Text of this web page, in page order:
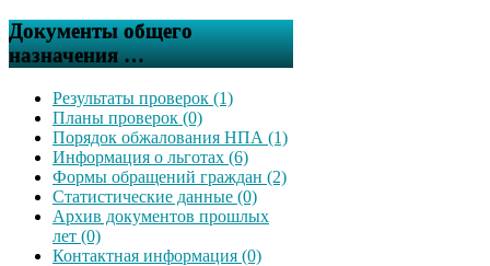
Документы общего
назначения …
Результаты проверок (1)
Планы проверок (0)
Порядок обжалования НПА (1)
Информация о льготах (6)
Формы обращений граждан (2)
Статистические данные (0)
Архив документов прошлых
лет (0)
Контактная информация (0)